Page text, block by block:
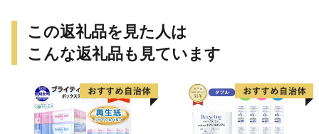
安八町
この返礼品を見た人は
こんな返礼品も見ています